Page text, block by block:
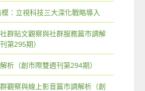
：立視科技三大深化戰略導入
群貼文觀察與社群服務篇市調解
第295期）
析（創市際雙週刊第294期）
觀察與線上影音篇市調解析（創